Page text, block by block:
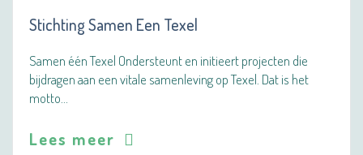
Stichting Samen Een Texel
Samen één Texel Ondersteunt en initieert projecten die
bijdragen aan een vitale samenleving op Texel. Dat is het
motto…
Lees meer